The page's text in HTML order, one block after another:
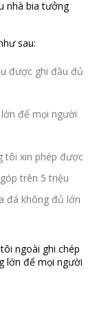
nhà bia tưởng
sau:
được ghi đầu đủ
để mọi người
tôi xin phép được
trên 5 triệu
đá không đủ lớn
ngoài ghi chép
lớn để mọi người